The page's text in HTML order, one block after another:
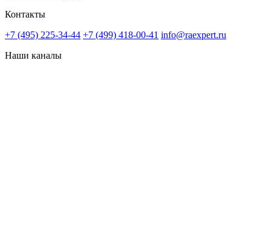
Контакты
+7 (495) 225-34-44 +7 (499) 418-00-41 info@raexpert.ru
Наши каналы